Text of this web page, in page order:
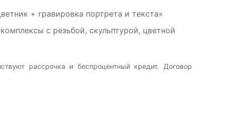
+ гравировка портрета и текста»
с резьбой, скульптурой, цветной
рассрочка и беспроцентный кредит. Договор